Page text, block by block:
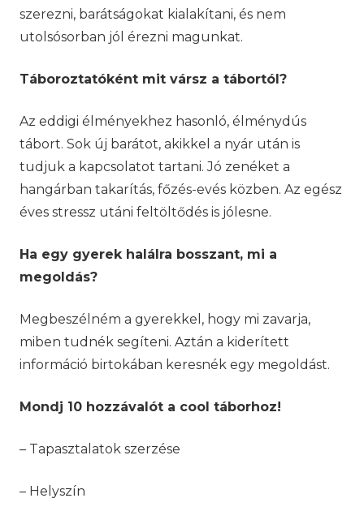
szerezni, barátságokat kialakítani, és nem
utolsósorban jól érezni magunkat.
Táboroztatóként mit vársz a tábortól?
Az eddigi élményekhez hasonló, élménydús
tábort. Sok új barátot, akikkel a nyár után is
tudjuk a kapcsolatot tartani. Jó zenéket a
hangárban takarítás, főzés-evés közben. Az egész
éves stressz utáni feltöltődés is jólesne.
Ha egy gyerek halálra bosszant, mi a
megoldás?
Megbeszélném a gyerekkel, hogy mi zavarja,
miben tudnék segíteni. Aztán a kiderített
információ birtokában keresnék egy megoldást.
Mondj 10 hozzávalót a cool táborhoz!
– Tapasztalatok szerzése
– Helyszín